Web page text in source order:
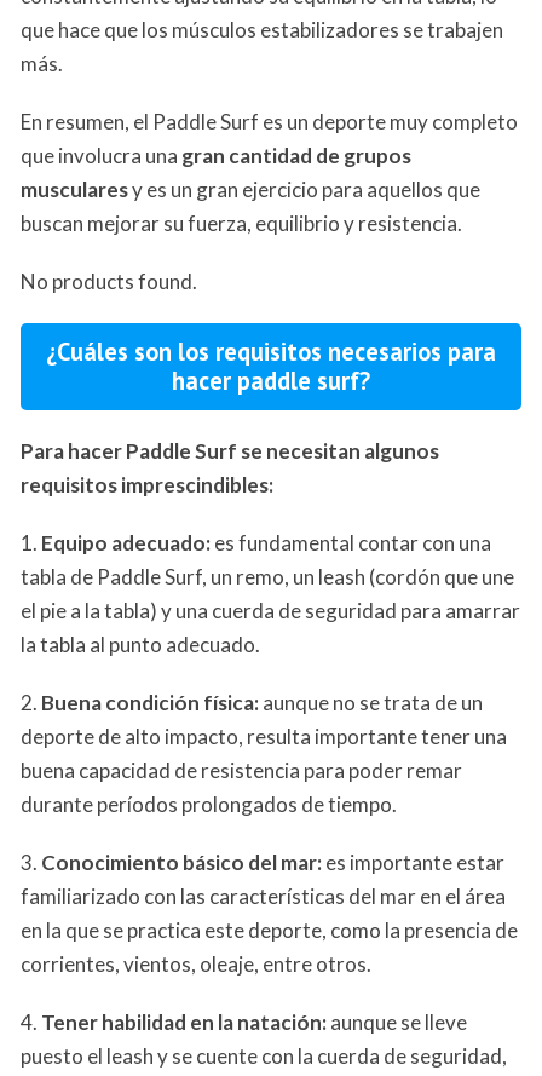
que hace que los músculos estabilizadores se trabajen
más.
En resumen, el Paddle Surf es un deporte muy completo
que involucra una gran cantidad de grupos
muscularesy es un gran ejercicio para aquellos que
buscan mejorar su fuerza, equilibrio y resistencia.
No products found.
¿Cuáles son los requisitos necesarios para
hacer paddle surf?
Para hacer Paddle Surf se necesitan algunos
requisitos imprescindibles:
1. Equipo adecuado:es fundamental contar con una
tabla de Paddle Surf, un remo, un leash (cordón que une
el pie a la tabla) y una cuerda de seguridad para amarrar
la tabla al punto adecuado.
2. Buena condición física:aunque no se trata de un
deporte de alto impacto, resulta importante tener una
buena capacidad de resistencia para poder remar
durante períodos prolongados de tiempo.
3. Conocimiento básico del mar:es importante estar
familiarizado con las características del mar en el área
en la que se practica este deporte, como la presencia de
corrientes, vientos, oleaje, entre otros.
4. Tener habilidad en la natación:aunque se lleve
puesto el leash y se cuente con la cuerda de seguridad,